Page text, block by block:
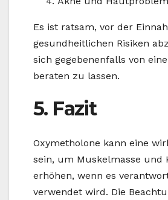
Es ist ratsam, vor der
gesundheitlichen Risiken
sich gegebenenfalls von
beraten zu lassen.
5. Fazit
Oxymetholone kann eine
sein, um Muskelmasse und
erhöhen, wenn es
verwendet wird. Die